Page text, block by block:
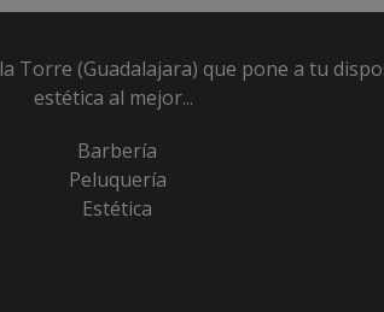
Torre (Guadalajara) que pone a tu
estética al mejor...
Barbería
Peluquería
Estética